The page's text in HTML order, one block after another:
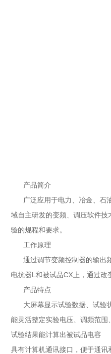
产品简介
广泛应用于电力、冶金、石
域自主研发的变频、调压软件
验的规程和要求。
工作原理
通过调节变频控制器的输出
电抗器L和被试品CX上，通过改
产品特点
大屏幕显示试验数据、试验
能灵活整定实验电压、调频范围
试验结果能计算出被试品电容
具有计算机通讯接口，便于通讯